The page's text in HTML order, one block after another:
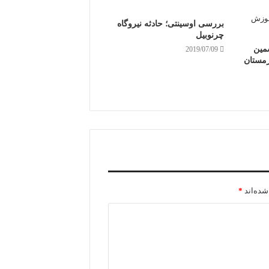
بررسی اوسینتی؛ حادثه نیروگاه
چرنوبیل
2019/07/09
*